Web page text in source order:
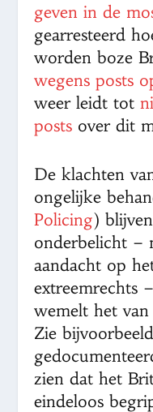
geven in de
gearresteerd
worden boze
wegens posts
weer leidt tot
posts over dit
De klachten
ongelijke
Policing)
onderbelicht –
aandacht op
extreemrechts
wemelt het
Zie
zien dat het
eindeloos